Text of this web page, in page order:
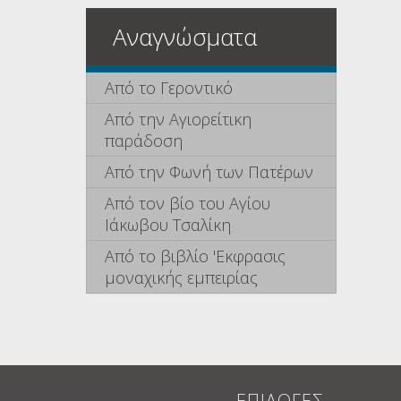
Αναγνώσματα
Από το Γεροντικό
Από την Αγιορείτικη
παράδοση
Από την Φωνή των Πατέρων
Από τον βίο του Αγίου
Ιάκωβου Τσαλίκη
Από το βιβλίο 'Εκφρασις
μοναχικής εμπειρίας